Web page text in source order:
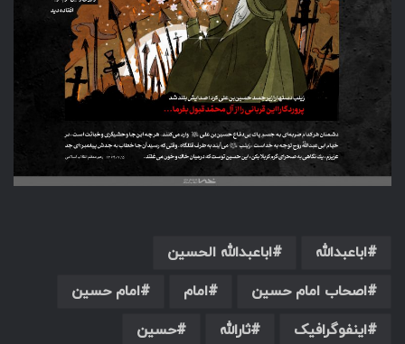
اباعبدالله
اباعبدالله الحسین
اصحاب امام حسین
امام
امام حسین
اینفوگرافیک
ثارالله
حسین